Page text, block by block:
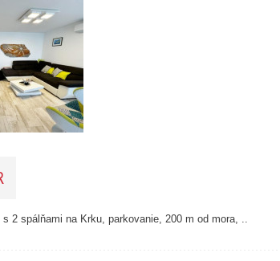
26
61
25
45
2 spálňami na Krku, parkovanie, 200 m od mora, ..